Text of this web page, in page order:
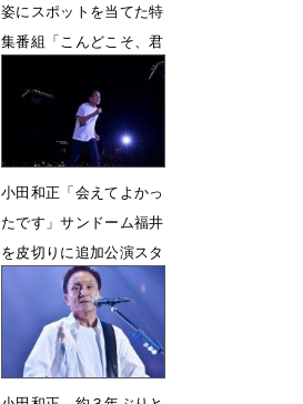
姿にスポットを当てた特
集番組「こんどこそ、君
11月21日 18時50分
小田和正「会えてよかっ
たです」サンドーム福井
を皮切りに追加公演スタ
ート 新曲も初披露
5月3日 23時20分